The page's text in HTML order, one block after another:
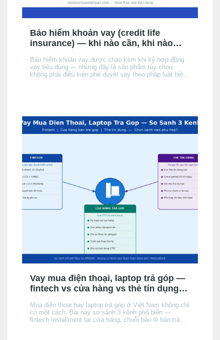
Bảo hiểm khoản vay (credit life
insurance) — khi nào cần, khi nào
Bảo hiểm khoản vay được chào kèm khi ký hợp đồng
vay tiêu dùng — nhưng đây là sản phẩm tùy chọn,
không phải điều kiện phê duyệt vay theo pháp luật hiện
Vay mua điện thoại, laptop trả góp —
fintech vs cửa hàng vs thẻ tín dụng:
Mua điện thoại hay laptop trả góp ở Việt Nam không chỉ
có một cách. Bài này so sánh 3 kênh phổ biến —
fintech installment tại cửa hàng, chuỗi bán lẻ bán trả